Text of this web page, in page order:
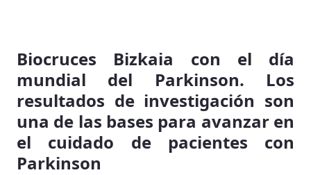
Biocruces Bizkaia con el día
mundial del Parkinson. Los
resultados de investigación son
una de las bases para avanzar en
el cuidado de pacientes con
Parkinson